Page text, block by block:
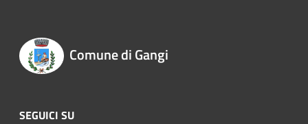
Comune di Gangi
SEGUICI SU